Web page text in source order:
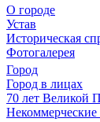
О городе
Устав
Историческая
Фотогалерея
Город
Город в лицах
70 лет Великой
Некоммерческие